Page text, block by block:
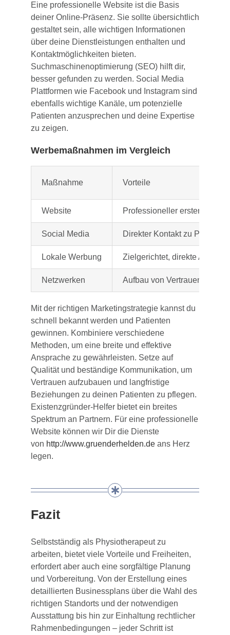
Eine professionelle Website ist die Basis
deiner Online-Präsenz. Sie sollte übersichtlich
gestaltet sein, alle wichtigen Informationen
über deine Dienstleistungen enthalten und
Kontaktmöglichkeiten bieten.
Suchmaschinenoptimierung (SEO) hilft dir,
besser gefunden zu werden. Social Media
Plattformen wie Facebook und Instagram sind
ebenfalls wichtige Kanäle, um potenzielle
Patienten anzusprechen und deine Expertise
zu zeigen.
Werbemaßnahmen im Vergleich
Maßnahme Vorteile
Website Professioneller erster
Social Media Direkter Kontakt zu
Lokale Werbung Zielgerichtet, direkte
Netzwerken Aufbau von Vertrauen und
Mit der richtigen Marketingstrategie kannst du
schnell bekannt werden und Patienten
gewinnen. Kombiniere verschiedene
Methoden, um eine breite und effektive
Ansprache zu gewährleisten. Setze auf
Qualität und beständige Kommunikation, um
Vertrauen aufzubauen und langfristige
Beziehungen zu deinen Patienten zu pflegen.
Existenzgründer-Helfer bietet ein breites
Spektrum an Partnern. Für eine professionelle
Website können wir Dir die Dienste
von http://www.gruenderhelden.de ans Herz
legen.
Fazit
Selbstständig als Physiotherapeut zu
arbeiten, bietet viele Vorteile und Freiheiten,
erfordert aber auch eine sorgfältige Planung
und Vorbereitung. Von der Erstellung eines
detaillierten Businessplans über die Wahl des
richtigen Standorts und der notwendigen
Ausstattung bis hin zur Einhaltung rechtlicher
Rahmenbedingungen – jeder Schritt ist